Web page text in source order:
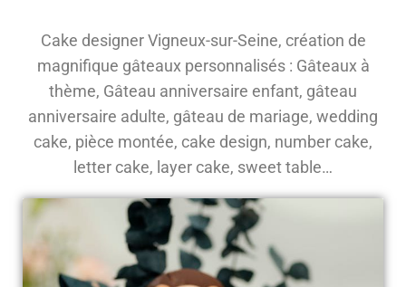
Cake designer Vigneux-sur-Seine, création de
magnifique gâteaux personnalisés : Gâteaux à
thème, Gâteau anniversaire enfant, gâteau
anniversaire adulte, gâteau de mariage, wedding
cake, pièce montée, cake design, number cake,
letter cake, layer cake, sweet table…